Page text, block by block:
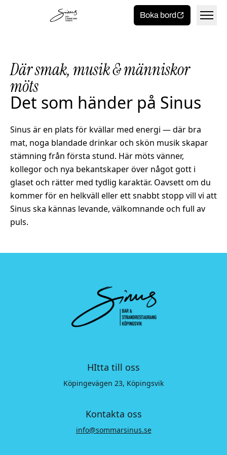
Mat och dryck
Take away
Bryggan bar
After beach
Spelschema
Om oss
Storyn
Jobba på Sinus
Kontakt
Boka bord
Toggla
Där smak, musik & människor
möts
Det som händer på Sinus
Sinus är en plats för kvällar med energi — där bra
mat, noga blandade drinkar och skön musik skapar
stämning från första stund. Här möts vänner,
kollegor och nya bekantskaper över något gott i
glaset och rätter med tydlig karaktär. Oavsett om du
kommer för en helkväll eller ett snabbt stopp vill vi att
Sinus ska kännas levande, välkomnande och full av
puls.
HItta till oss
Köpingevägen 23, Köpingsvik
Kontakta oss
info@sommarsinus.se